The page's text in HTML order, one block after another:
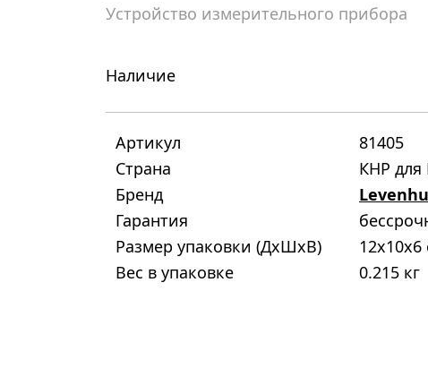
Устройство измерительного прибора
Наличие
Артикул
81405
Страна
КНР для
Бренд
Гарантия
Размер упаковки (ДxШxВ)
12x10x6
Вес в упаковке
0.215 кг